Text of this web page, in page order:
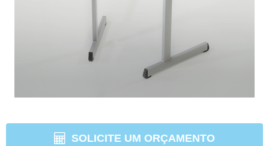
SOLICITE UM ORÇAMENTO